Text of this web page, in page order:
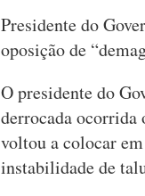
Presidente do
oposição de
O presidente do
derrocada ocorrida
voltou a colocar
instabilidade de